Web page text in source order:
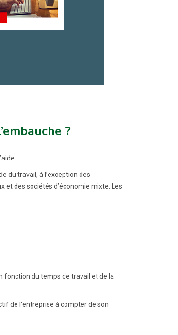
?
du travail, à l’exception des
des sociétés d’économie mixte. Les
fonction du temps de travail et de la
de l’entreprise à compter de son